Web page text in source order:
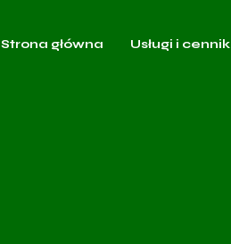
Strona główna Usługi i cennik